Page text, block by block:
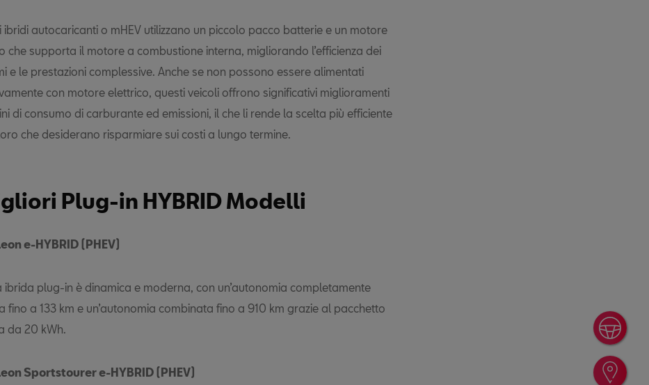
ibridi autocaricanti o mHEV utilizzano un piccolo pacco batterie e un motore
che supporta il motore a combustione interna, migliorando l’efficienza dei
e le prestazioni complessive. Anche se non possono essere alimentati
con motore elettrico, questi veicoli offrono significativi miglioramenti
di consumo di carburante ed emissioni, il che li rende la scelta più efficiente
che desiderano risparmiare sui costi a lungo termine.
Plug-in HYBRID Modelli
e-HYBRID (PHEV)
ibrida plug-in è dinamica e moderna, con un’autonomia completamente
fino a 133 km e un’autonomia combinata fino a 910 km grazie al pacchetto
da 20 kWh.
Sportstourer e-HYBRID (PHEV)